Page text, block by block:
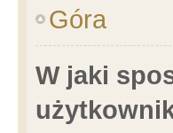
Góra
W jaki